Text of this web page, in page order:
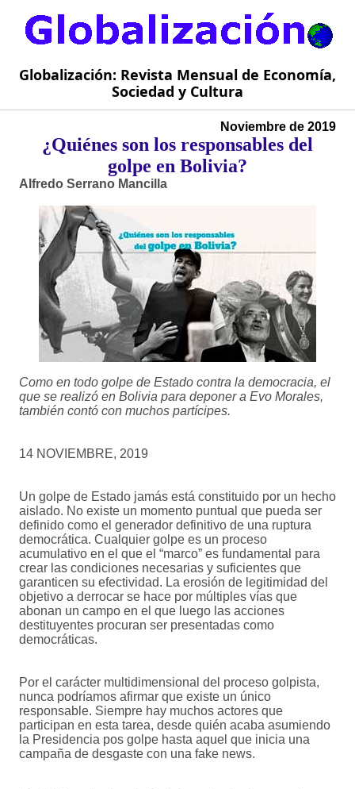
Globalización: Revista Mensual de Economía,
Sociedad y Cultura
Noviembre de 2019
¿Quiénes son los responsables del
golpe en Bolivia?
Alfredo Serrano Mancilla
Como en todo golpe de Estado contra la democracia, el
que se realizó en Bolivia para deponer a Evo Morales,
también contó con muchos partícipes.
14 NOVIEMBRE, 2019
Un golpe de Estado jamás está constituido por un hecho
aislado. No existe un momento puntual que pueda ser
definido como el generador definitivo de una ruptura
democrática. Cualquier golpe es un proceso
acumulativo en el que el “marco” es fundamental para
crear las condiciones necesarias y suficientes que
garanticen su efectividad. La erosión de legitimidad del
objetivo a derrocar se hace por múltiples vías que
abonan un campo en el que luego las acciones
destituyentes procuran ser presentadas como
democráticas.
Por el carácter multidimensional del proceso golpista,
nunca podríamos afirmar que existe un único
responsable. Siempre hay muchos actores que
participan en esta tarea, desde quién acaba asumiendo
la Presidencia pos golpe hasta aquel que inicia una
campaña de desgaste con una fake news.